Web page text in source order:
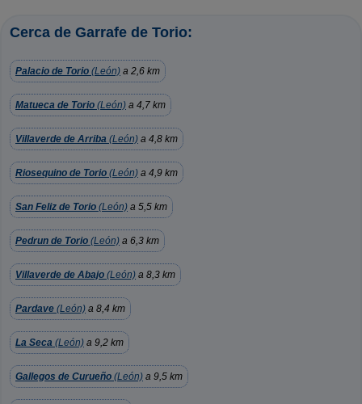
Cerca de Garrafe de Torio:
Palacio de Torio (León) a 2,6 km
Matueca de Torio (León) a 4,7 km
Villaverde de Arriba (León) a 4,8 km
Riosequino de Torio (León) a 4,9 km
San Feliz de Torio (León) a 5,5 km
Pedrun de Torio (León) a 6,3 km
Villaverde de Abajo (León) a 8,3 km
Pardave (León) a 8,4 km
La Seca (León) a 9,2 km
Gallegos de Curueño (León) a 9,5 km